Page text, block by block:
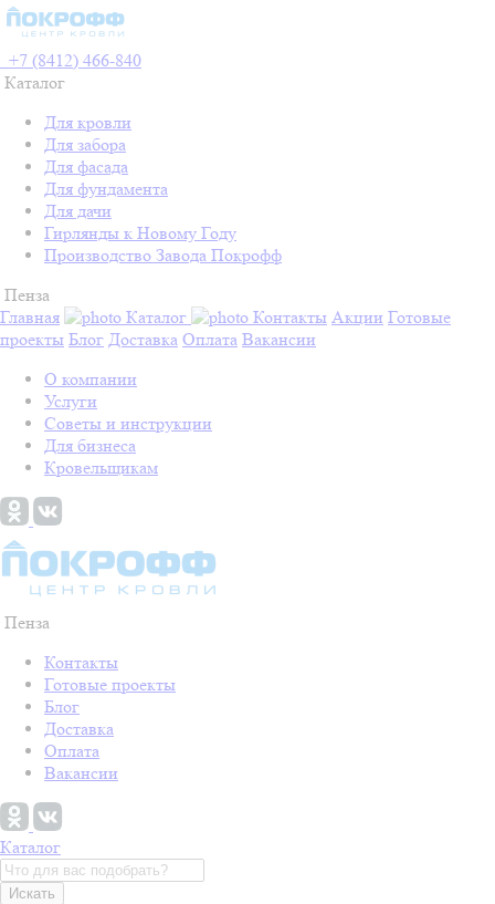
+7 (8412) 466-840
Каталог
Для кровли
Для забора
Для фасада
Для фундамента
Для дачи
Гирлянды к Новому Году
Производство Завода Покрофф
Пенза
Главная
Каталог Контакты Акции Готовые
проекты Блог Доставка Оплата Вакансии
О компании
Услуги
Советы и инструкции
Для бизнеса
Кровельщикам
Пенза
Контакты
Готовые проекты
Блог
Доставка
Оплата
Вакансии
Каталог
Искать